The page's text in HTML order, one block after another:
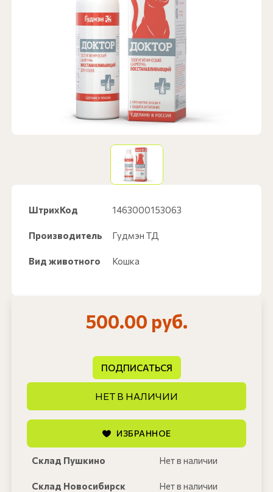
ШтрихКод 1463000153063
Производитель Гудмэн ТД
Вид животного Кошка
500.00 руб.
ПОДПИСАТЬСЯ
НЕТ В НАЛИЧИИ
ИЗБРАННОЕ
Склад Пушкино Нет в наличии
Склад Новосибирск Нет в наличии